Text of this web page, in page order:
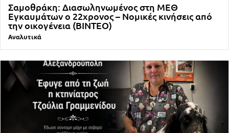
Σαμοθράκη: Διασωληνωμένος στη ΜΕΘ
Εγκαυμάτων ο 22χρονος – Νομικές κινήσεις από
την οικογένεια (ΒΙΝΤΕΟ)
Αναλυτικά